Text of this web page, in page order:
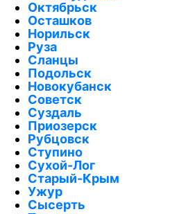
Октябрьск
Осташков
Норильск
Руза
Сланцы
Подольск
Новокубанск
Советск
Суздаль
Приозерск
Рубцовск
Ступино
Сухой-Лог
Старый-Крым
Ужур
Сысерть